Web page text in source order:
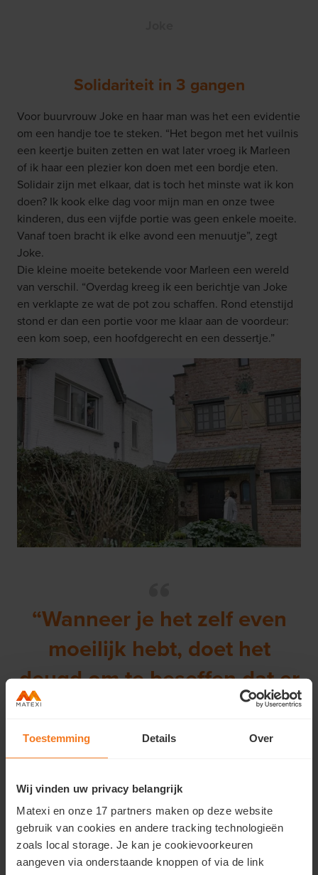
Toestemming Details Over
Wij vinden uw privacy belangrijk
Matexi en onze 17 partners maken op deze website
gebruik van cookies en andere tracking technologieën
zoals local storage. Je kan je cookievoorkeuren
aangeven via onderstaande knoppen of via de link
Solidariteit in 3 gangen
Voor buurvrouw Joke en haar man was het een evidentie
om een handje toe te steken. “Het begon met het vuilnis
een keertje buiten zetten en wat later vroeg ik Marleen
of ik haar een plezier kon doen met een bordje eten.
Solidair zijn met elkaar, dat is toch het minste wat ik kon
doen? Ik kook elke dag voor mijn man en onze twee
kinderen, dus een vijfde portie was geen enkele moeite.
Vanaf toen bracht ik elke avond een menuutje”, zegt
Joke.
Die kleine moeite betekende voor Marleen een wereld
van verschil. “Overdag kreeg ik een berichtje van Joke
en verklapte ze wat de pot zou schaffen. Rond etenstijd
stond er dan een portie voor me klaar aan de voordeur:
een kom soep, een hoofdgerecht en een dessertje.”
“Wanneer je het zelf even
moeilijk hebt, doet het
deugd om te beseffen dat er
iemand om je geeft.”
“Af en toe nam ik er een foto van en plaatste ik die op
Facebook, zo zagen mijn vrienden hoe ik door Joke en
haar familie in de watten werd gelegd”, vertelt Marleen.
Ook wanneer Marleen even langs de huisarts of de